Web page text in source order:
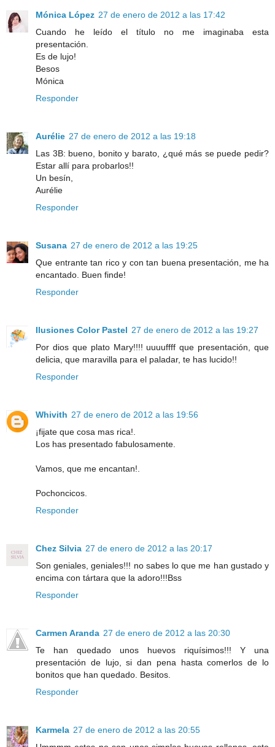
Mónica López 27 de enero de 2012 a las 17:42
Cuando he leído el título no me imaginaba esta
presentación.
Es de lujo!
Besos
Mónica
Responder
Aurélie 27 de enero de 2012 a las 19:18
Las 3B: bueno, bonito y barato, ¿qué más se puede pedir?
Estar allí para probarlos!!
Un besín,
Aurélie
Responder
Susana 27 de enero de 2012 a las 19:25
Que entrante tan rico y con tan buena presentación, me ha
encantado. Buen finde!
Responder
Ilusiones Color Pastel 27 de enero de 2012 a las 19:27
Por dios que plato Mary!!!! uuuuffff que presentación, que
delicia, que maravilla para el paladar, te has lucido!!
Responder
Whivith 27 de enero de 2012 a las 19:56
¡fijate que cosa mas rica!.
Los has presentado fabulosamente.
Vamos, que me encantan!.
Pochoncicos.
Responder
Chez Silvia 27 de enero de 2012 a las 20:17
Son geniales, geniales!!! no sabes lo que me han gustado y
encima con tártara que la adoro!!!Bss
Responder
Carmen Aranda 27 de enero de 2012 a las 20:30
Te han quedado unos huevos riquísimos!!! Y una
presentación de lujo, si dan pena hasta comerlos de lo
bonitos que han quedado. Besitos.
Responder
Karmela 27 de enero de 2012 a las 20:55